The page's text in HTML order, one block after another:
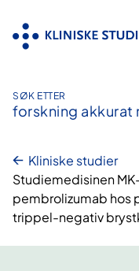
innhold
SØK ETTER
forskning akkurat
Kliniske studier
Studiemedisinen
pembrolizumab hos
trippel-negativ